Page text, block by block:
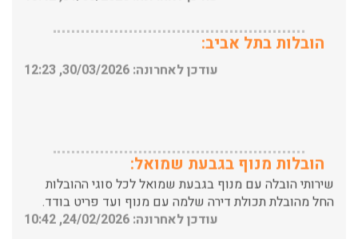
עודכן לאחרונה: 30/03/2026, 12:23
שירותי הובלה עם מנוף בגבעת שמואל לכל סוגי ההובלות
החל מהובלת תכולת דירה שלמה עם מנוף ועד פריט בודד.
עודכן לאחרונה: 24/02/2026, 10:42